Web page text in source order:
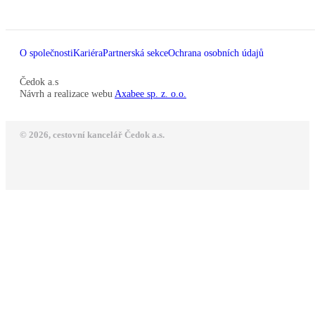
O společnostiKariéraPartnerská sekceOchrana osobních údajů
Čedok a.s
Návrh a realizace webu Axabee sp. z. o.o.
© 2026, cestovní kancelář Čedok a.s.